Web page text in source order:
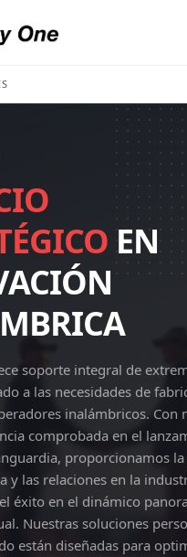
EN
soporte integral de
a las necesidades de
inalámbricos. Con
comprobada en el
proporcionamos la
y las relaciones en la
éxito en el dinámico
Nuestras soluciones
están diseñadas para